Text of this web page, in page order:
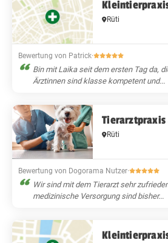
Rüti
Bewertung von Patrick·
Bin mit Laika seit dem ersten Tag da,
Ärztinnen sind klasse kompetent und...
Tierarztpraxis
Rüti
Bewertung von Dogorama Nutzer·
Wir sind mit dem Tierarzt sehr
medizinische Versorgung sind bisher...